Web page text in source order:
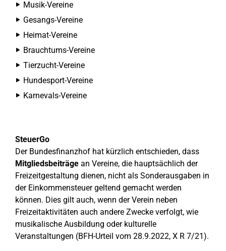
Musik-Vereine
Gesangs-Vereine
Heimat-Vereine
Brauchtums-Vereine
Tierzucht-Vereine
Hundesport-Vereine
Karnevals-Vereine
SteuerGo
Der Bundesfinanzhof hat kürzlich entschieden, dass
Mitgliedsbeiträge an Vereine, die hauptsächlich der
Freizeitgestaltung dienen, nicht als Sonderausgaben in
der Einkommensteuer geltend gemacht werden
können. Dies gilt auch, wenn der Verein neben
Freizeitaktivitäten auch andere Zwecke verfolgt, wie
musikalische Ausbildung oder kulturelle
Veranstaltungen (BFH-Urteil vom 28.9.2022, X R 7/21).